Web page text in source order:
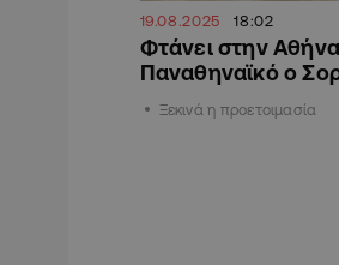
19.08.2025 18:02
Φτάνει στην
Παναθηναϊκό ο
Ξεκινά η προετοιμασία